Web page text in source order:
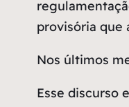
provisória que
Nos últimos
Esse discurso